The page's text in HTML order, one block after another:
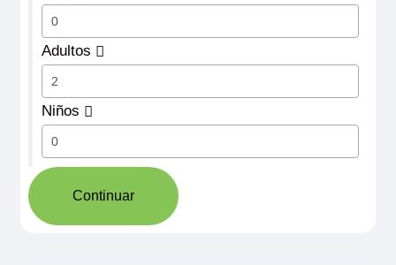
Adultos
Niños
Continuar